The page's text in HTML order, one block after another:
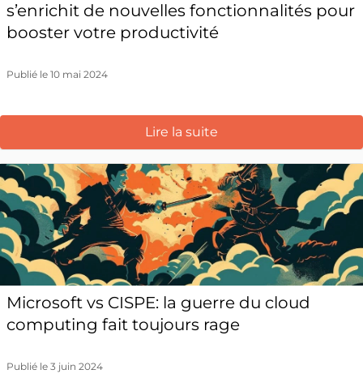
s’enrichit de nouvelles fonctionnalités pour
booster votre productivité
Publié le 10 mai 2024
Lire la suite
Microsoft vs CISPE: la guerre du cloud
computing fait toujours rage
Publié le 3 juin 2024